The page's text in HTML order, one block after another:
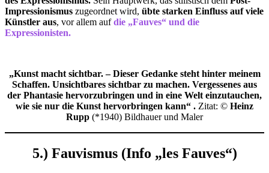
Impressionismus zugeordnet wird, übte starken Einfluss auf viele
Künstler aus, vor allem aufdie „Fauves“ und die
Expressionisten.
„Kunst macht sichtbar. – Dieser Gedanke steht hinter meinem
Schaffen. Unsichtbares sichtbar zu machen. Vergessenes aus
der Phantasie hervorzubringen und in eine Welt einzutauchen,
wie sie nur die Kunst hervorbringen kann“ . Zitat: © Heinz
Rupp (*1940) Bildhauer und Maler
5.) Fauvismus (Info „les Fauves“)